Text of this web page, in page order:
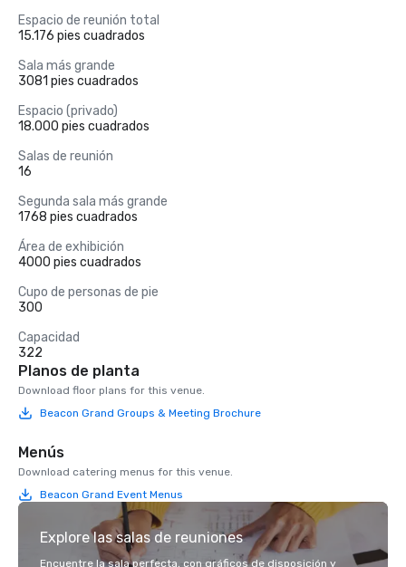
Espacio de reunión total
15.176 pies cuadrados
Sala más grande
3081 pies cuadrados
Espacio (privado)
18.000 pies cuadrados
Salas de reunión
16
Segunda sala más grande
1768 pies cuadrados
Área de exhibición
4000 pies cuadrados
Cupo de personas de pie
300
Capacidad
322
Planos de planta
Download floor plans for this venue.
Beacon Grand Groups & Meeting Brochure
Menús
Download catering menus for this venue.
Beacon Grand Event Menus
Explore las salas de reuniones
Encuentre la sala perfecta, con gráficos de disposición y